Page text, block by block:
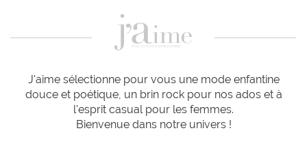
J'aime sélectionne pour vous une mode enfantine
douce et poétique, un brin rock pour nos ados et à
l'esprit casual pour les femmes.
Bienvenue dans notre univers !